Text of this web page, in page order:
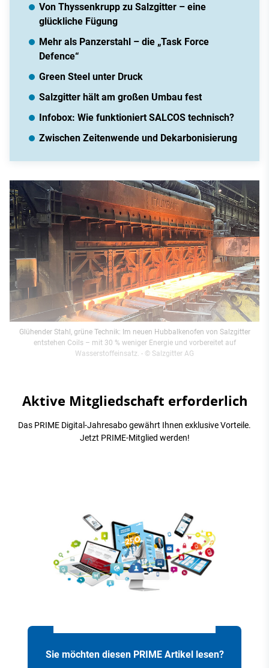
Von Thyssenkrupp zu Salzgitter – eine
glückliche Fügung
Mehr als Panzerstahl – die „Task Force
Defence“
Green Steel unter Druck
Salzgitter hält am großen Umbau fest
Infobox: Wie funktioniert SALCOS technisch?
Zwischen Zeitenwende und Dekarbonisierung
Glühender Stahl, grüne Technik: Im neuen Hubbalkenofen von Salzgitter
entstehen Coils – mit 30 % weniger Energie und vorbereitet auf
Wasserstoffeinsatz. - © Salzgitter AG
Aktive Mitgliedschaft erforderlich
Das PRIME Digital-Jahresabo gewährt Ihnen exklusive Vorteile.
Jetzt PRIME-Mitglied werden!
Sie möchten diesen PRIME Artikel lesen?